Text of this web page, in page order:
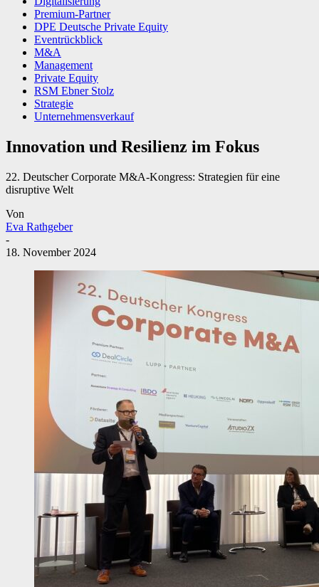
Premium-Partner
DPE Deutsche Private Equity
Eventrückblick
M&A
Management
Private Equity
RSM Ebner Stolz
Strategie
Unternehmensverkauf
Innovation und Resilienz im Fokus
22. Deutscher Corporate M&A-Kongress: Strategien für eine
disruptive Welt
Von
Eva Rathgeber
-
18. November 2024